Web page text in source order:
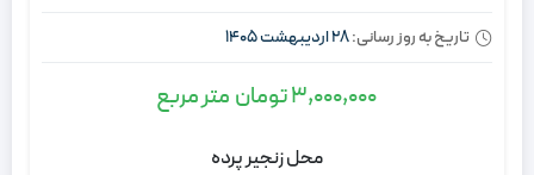
تاریخ به روز رسانی:28 اردیبهشت 1405
3,000,000تومان متر مربع
محل زنجیر پرده